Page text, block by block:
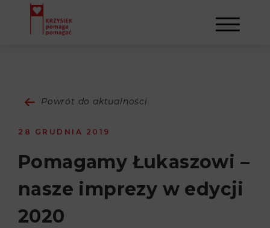
NAPISALI O NAS
GALERIA
NASI BENEFICJENCI
SULEJMAN
KONTAKT
REJESTRACJA
Powrót do aktualności
28 GRUDNIA 2019
Pomagamy Łukaszowi –
nasze imprezy w edycji
2020